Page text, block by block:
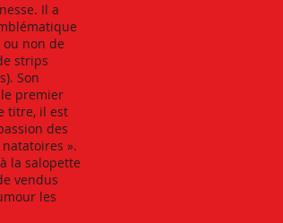
Il a
non de
strips
Son
le premier
titre, il est
des
».
la salopette
vendus
les